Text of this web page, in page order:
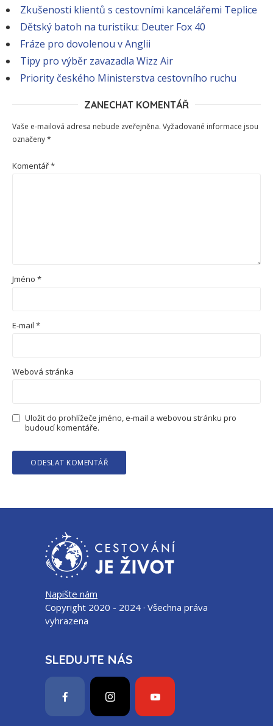
Zkušenosti klientů s cestovními kancelářemi Teplice
Dětský batoh na turistiku: Deuter Fox 40
Fráze pro dovolenou v Anglii
Tipy pro výběr zavazadla Wizz Air
Priority českého Ministerstva cestovního ruchu
ZANECHAT KOMENTÁŘ
Vaše e-mailová adresa nebude zveřejněna. Vyžadované informace jsou
označeny*
Komentář*
Jméno *
E-mail *
Webová stránka
Uložit do prohlížeče jméno, e-mail a webovou stránku pro
budoucí komentáře.
Napište nám
Copyright 2020 - 2024 · Všechna práva
vyhrazena
SLEDUJTE NÁS